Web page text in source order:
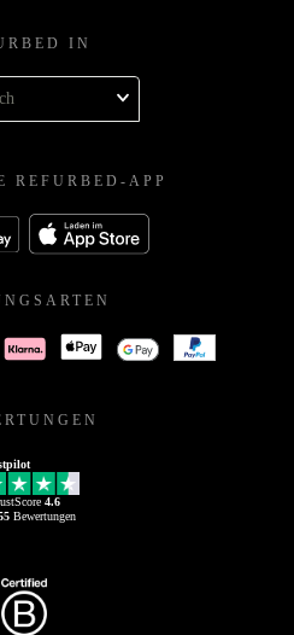
IN
REFURBED-APP
4.6
Bewertungen